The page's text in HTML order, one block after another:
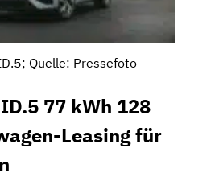
Quelle: Pressefoto
77 kWh 128
Leasing für